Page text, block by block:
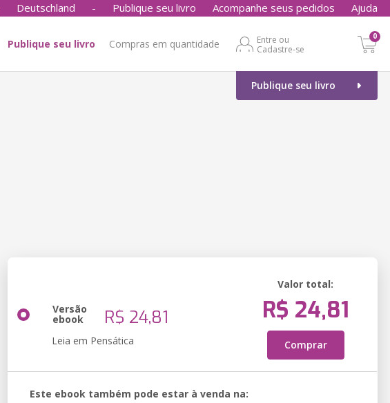
Deutschland - Publique seu livro Acompanhe seus pedidos Ajuda
Publique seu livro Compras em quantidade
Entre ou
Cadastre-se
0
Publique seu livro
Versão
ebook R$ 24,81
Leia em Pensática
Valor total:
R$ 24,81
Comprar
Este ebook também pode estar à venda na: